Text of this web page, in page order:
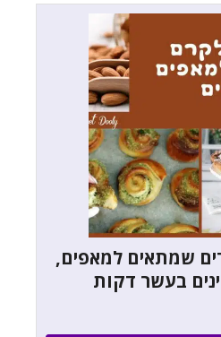
שמתאים למאפים,
בעשר דקות